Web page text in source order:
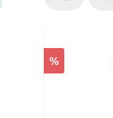
%